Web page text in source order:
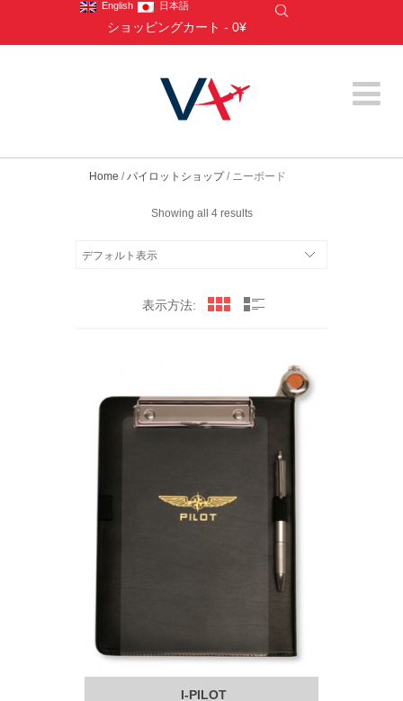
English 日本語
ショッピングカート - 0¥
Home /パイロットショップ/ ニーボード
Showing all 4 results
表示方法:
I-PILOT